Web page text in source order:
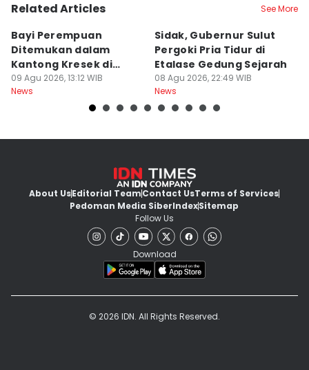
Related Articles See More
Bayi Perempuan
Ditemukan dalam
Kantong Kresek di
Pinggir Jalan Gowa
09 Agu 2026, 13:12 WIB
News
Sidak, Gubernur Sulut
Pergoki Pria Tidur di
Etalase Gedung Sejarah
08 Agu 2026, 22:49 WIB
News
About UsEditorial TeamContact UsTerms of Services
Pedoman Media SiberIndexSitemap
Follow Us
Download
© 2026 IDN. All Rights Reserved.